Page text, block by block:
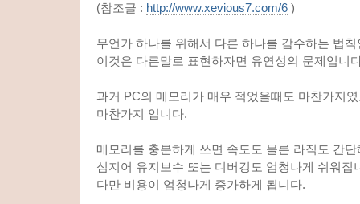
(참조글 : http://www.xevious7.com/6 )
무언가 하나를 위해서 다른 하나를 감수하는 법
이것은 다른말로 표현하자면 유연성의 문제입니
과거 PC의 메모리가 매우 적었을때도 마찬가지
마찬가지 입니다.
메모리를 충분하게 쓰면 속도도 물론 라직도 간
심지어 유지보수 또는 디버깅도 엄청나게 쉬워집
다만 비용이 엄청나게 증가하게 됩니다.